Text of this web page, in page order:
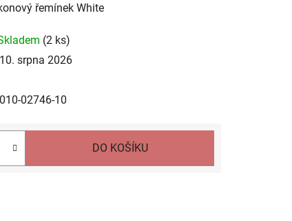
řemínek White
(2 ks)
10. srpna 2026
010-02746-10
DO KOŠÍKU